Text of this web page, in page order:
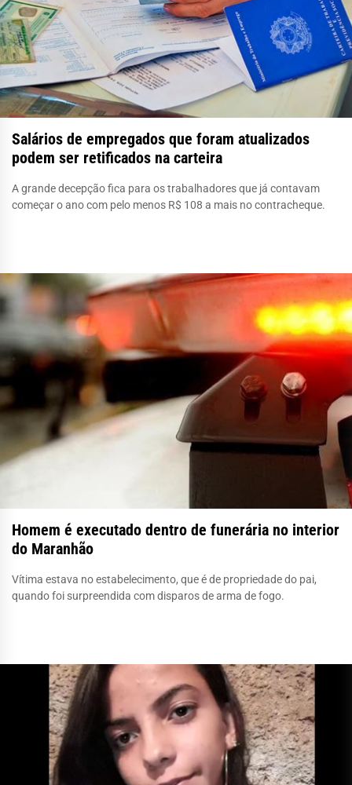
Salários de empregados que foram atualizados
podem ser retificados na carteira
A grande decepção fica para os trabalhadores que já contavam
começar o ano com pelo menos R$ 108 a mais no contracheque.
Homem é executado dentro de funerária no interior
do Maranhão
Vítima estava no estabelecimento, que é de propriedade do pai,
quando foi surpreendida com disparos de arma de fogo.